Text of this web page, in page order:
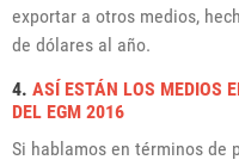
exportar a otros medios,
de dólares al año.
4. ASÍ ESTÁN LOS MEDIOS
DEL EGM 2016
Si hablamos en términos de